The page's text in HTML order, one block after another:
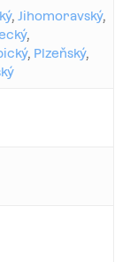
, Jihomoravský,
,
, Plzeňský,